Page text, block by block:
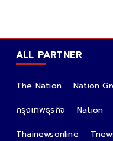
ALL PARTNER
The Nation Nation
กรุงเทพธุรกิจ
Nation
Thainewsonline